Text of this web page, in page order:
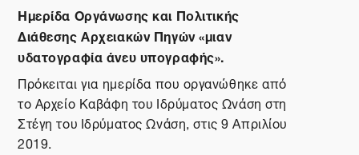
Ημερίδα Οργάνωσης και Πολιτικής
Διάθεσης Αρχειακών Πηγών «μιαν
υδατογραφία άνευ υπογραφής».
Πρόκειται για ημερίδα που οργανώθηκε από
το Αρχείο Καβάφη του Ιδρύματος Ωνάση στη
Στέγη του Ιδρύματος Ωνάση, στις 9 Απριλίου
2019.